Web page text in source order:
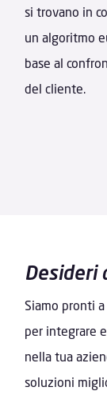
si trovano in
un algoritmo
base al
del cliente.
Desideri
Siamo pronti
per integrare
nella tua
soluzioni